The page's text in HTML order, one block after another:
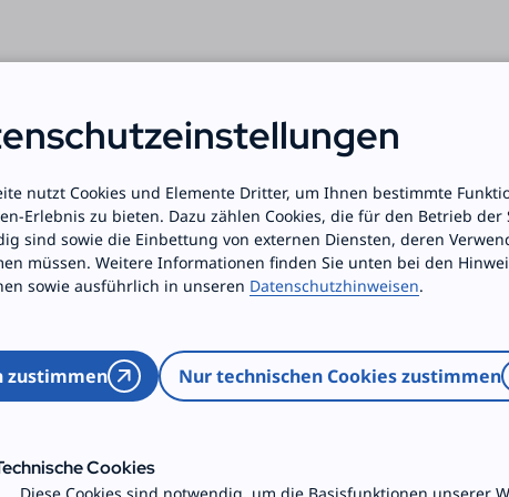
über inhaltliche und organisatorische
nutzt Cookies und Elemente Dritter, um Ihnen bestimmte
Erlebnis zu bieten. Dazu zählen Cookies, die für den Betrieb
sind sowie die Einbettung von externen Diensten, deren
müssen. Weitere Informationen finden Sie unten bei den
sowie ausführlich in unseren Datenschutzhinweisen.
zustimmen Nur technischen Cookies zustimmen
Cookies